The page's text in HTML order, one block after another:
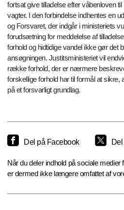
fortsat give tilladelse efter våbenloven
vagter. I den forbindelse indhentes en
og Forsvaret, der indgår i ministeriets
forudsætning for meddelelse af
forhold og hidtidige vandel ikke gør
ansøgningen. Justitsministeriet vil
række forhold, der er nærmere
forskellige forhold har til formål at sikre,
på et forsvarligt grundlag.
Del på Facebook
Når du deler indhold på sociale
er dermed ikke længere omfattet af